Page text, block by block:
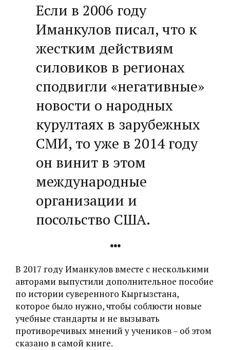
Если в 2006 году
Иманкулов писал, что к
жестким действиям
силовиков в регионах
сподвигли «негативные»
новости о народных
курултаях в зарубежных
СМИ, то уже в 2014 году
он винит в этом
международные
организации и
посольство США.
***
В 2017 году Иманкулов вместе с несколькими
авторами выпустили дополнительное пособие
по истории суверенного Кыргызстана,
которое было нужно, чтобы соблюсти новые
учебные стандарты и не вызывать
противоречивых мнений у учеников – об этом
сказано в самой книге.